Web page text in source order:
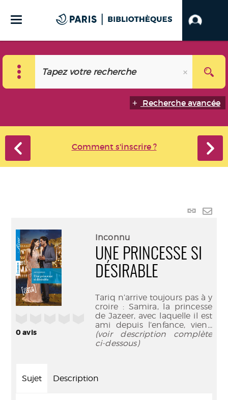
Recherche avancée
Comment s'inscrire ?
Lien
0avis
Inconnu
UNE PRINCESSE SI
DÉSIRABLE
Tariq n’arrive toujours pas à y
croire : Samira, la princesse
de Jazeer, avec laquelle il est
ami depuis l’enfance, vien...
(voir description complète
ci-dessous)
Sujet Description